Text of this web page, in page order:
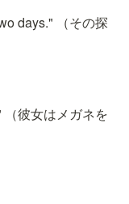
days." （その探
彼女はメガネを